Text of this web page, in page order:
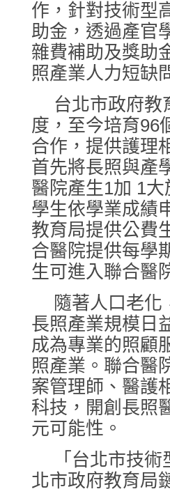
作，針對技術型
助金，透過產官
雜費補助及獎助
照產業人力短缺
台北市政府教
度，至今培育96
合作，提供護理
首先將長照與產
醫院產生1加 1
學生依學業成績
教育局提供公費
合醫院提供每學
生可進入聯合醫
隨著人口老
長照產業規模日
成為專業的照顧
照產業。聯合醫
案管理師、醫護
科技，開創長照
元可能性。
「台北市技
北市政府教育局